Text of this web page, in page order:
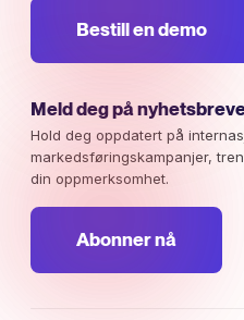
Bestill en demo
Meld deg på
Hold deg oppdatert på
markedsføringskampanjer,
din oppmerksomhet.
Abonner nå